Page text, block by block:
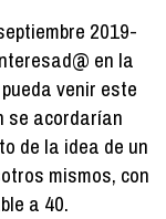
2019-
en la
venir este
se acordarían
de la idea de un
mismos, con
a 40.